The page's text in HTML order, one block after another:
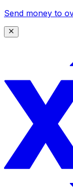
Send money to